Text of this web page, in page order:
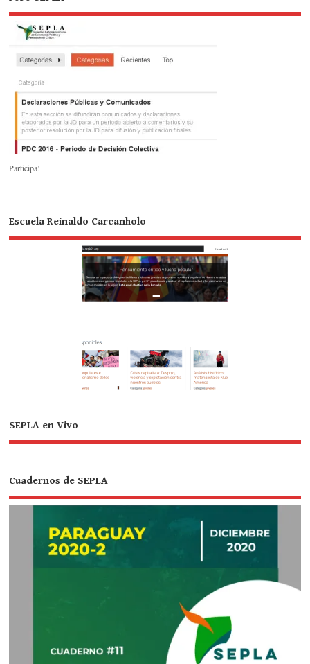
Participa!
Escuela Reinaldo Carcanholo
SEPLA en Vivo
Cuadernos de SEPLA